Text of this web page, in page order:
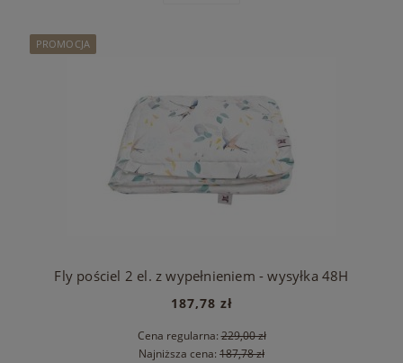
Fly pościel 2 el. z wypełnieniem - wysyłka 48H
187,78 zł
Cena regularna:229,00 zł
Najniższa cena: 187,78 zł
PROMOCJA